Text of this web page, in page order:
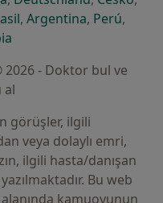
açılır
bir sekmede açılır
yeni bir sekmede açılır
, Argentinayeni bir
, Perúyeni
,
- Doktor bul ve
al
görüşler, ilgili
veya dolaylı emri,
ilgili hasta/danışan
Bu web
kamuoyunun